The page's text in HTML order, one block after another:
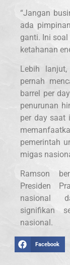
“Jangan
ada
ganti. Ini
ketahanan
Lebih
pernah
barrel per
penurunan
per day saat
pemerintah
migas
Ramson
Presiden
nasional
signifikan
nasional.
Facebook